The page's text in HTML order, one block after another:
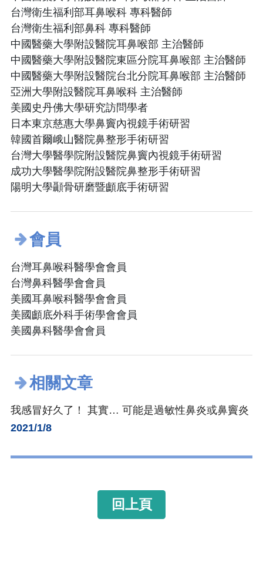
台灣衛生福利部耳鼻喉科 專科醫師
台灣衛生福利部鼻科 專科醫師
中國醫藥大學附設醫院耳鼻喉部 主治醫師
中國醫藥大學附設醫院東區分院耳鼻喉部 主治醫師
中國醫藥大學附設醫院台北分院耳鼻喉部 主治醫師
亞洲大學附設醫院耳鼻喉科 主治醫師
美國史丹佛大學研究訪問學者
日本東京慈惠大學鼻竇內視鏡手術研習
韓國首爾峨山醫院鼻整形手術研習
台灣大學醫學院附設醫院鼻竇內視鏡手術研習
成功大學醫學院附設醫院鼻整形手術研習
陽明大學顳骨研磨暨顱底手術研習
會員
台灣耳鼻喉科醫學會會員
台灣鼻科醫學會會員
美國耳鼻喉科醫學會會員
美國顱底外科手術學會會員
美國鼻科醫學會會員
相關文章
我感冒好久了！ 其實… 可能是過敏性鼻炎或鼻竇炎
2021/1/8
回上頁